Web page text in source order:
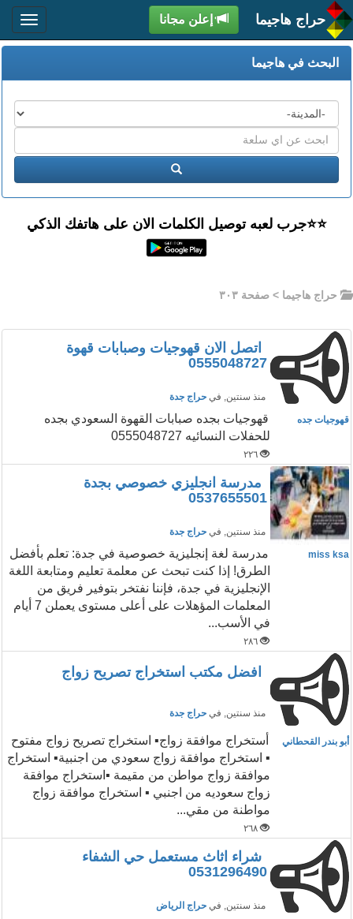
حراج هاجيما إعلن مجانا
البحث في هاجيما
المدن
اكتب
عبارة
البحث
ابحث
⭐️⭐جرب لعبه توصيل الكلمات الان على هاتفك الذكي
حراج هاجيما > صفحة ٣٠٣
اتصل الان قهوجيات وصبابات قهوة
0555048727
منذ سنتين, في حراج جدة
قهوجيات جده
قهوجيات بجده صبابات القهوة السعودي بجده
للحفلات النسائيه 0555048727
٢٢٦
مدرسة انجليزي خصوصي بجدة
0537655501
منذ سنتين, في حراج جدة
miss ksa
مدرسة لغة إنجليزية خصوصية في جدة: تعلم بأفضل
الطرق! إذا كنت تبحث عن معلمة تعليم ومتابعة اللغة
الإنجليزية في جدة، فإننا نفتخر بتوفير فريق من
المعلمات المؤهلات على أعلى مستوى يعملن 7 أيام
في الأسب...
٢٨٦
افضل مكتب استخراج تصريح زواج
منذ سنتين, في حراج جدة
أبو بندر القحطاني
أستخراج موافقة زواج▪️ استخراج تصريح زواج مفتوح
▪️ استخراج موافقة زواج سعودي من اجنبية▪️ استخراج
موافقة زواج مواطن من مقيمة ▪️استخراج موافقة
زواج سعوديه من اجنبي ▪️ استخراج موافقة زواج
مواطنة من مقي...
٢٦٨
شراء اثاث مستعمل حي الشفاء
0531296490
منذ سنتين, في حراج الرياض